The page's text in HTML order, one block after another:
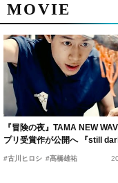
MOVIE
『冒険の夜』TAMA NEW
プリ受賞作が公開へ 『still
時上映決定
#古川ヒロシ #髙橋雄祐